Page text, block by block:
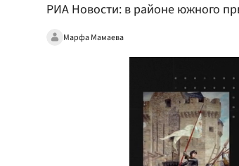
РИА Новости: в районе южного
Марфа Мамаева